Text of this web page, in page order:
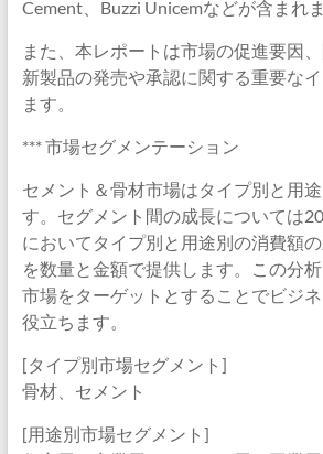
Cement、Buzzi Unicemなどが含まれま
また、本レポートは市場の促進要因、
新製品の発売や承認に関する重要な
ます。
*** 市場セグメンテーション
セメント＆骨材市場はタイプ別と用
す。セグメント間の成長については
においてタイプ別と用途別の消費額
を数量と金額で提供します。この分
市場をターゲットとすることでビジ
役立ちます。
[タイプ別市場セグメント]
骨材、セメント
[用途別市場セグメント]